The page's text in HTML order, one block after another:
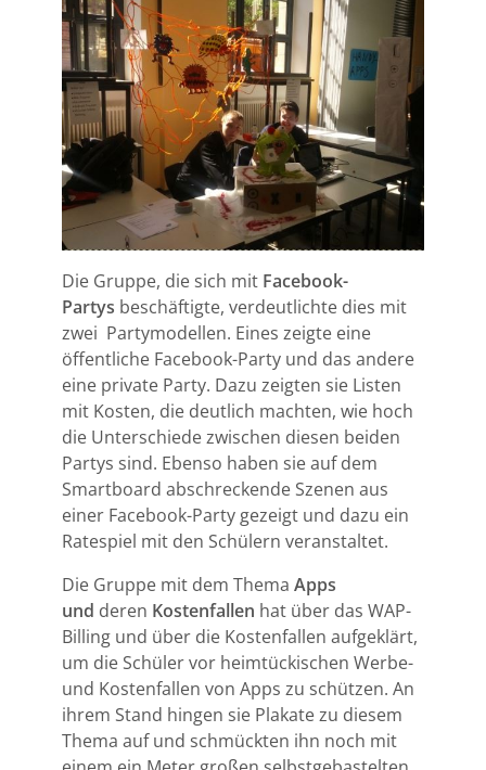
Die Gruppe, die sich mit Facebook-
Partys beschäftigte, verdeutlichte dies mit
zwei Partymodellen. Eines zeigte eine
öffentliche Facebook-Party und das andere
eine private Party. Dazu zeigten sie Listen
mit Kosten, die deutlich machten, wie hoch
die Unterschiede zwischen diesen beiden
Partys sind. Ebenso haben sie auf dem
Smartboard abschreckende Szenen aus
einer Facebook-Party gezeigt und dazu ein
Ratespiel mit den Schülern veranstaltet.
Die Gruppe mit dem Thema Apps
und deren Kostenfallen hat über das WAP-
Billing und über die Kostenfallen aufgeklärt,
um die Schüler vor heimtückischen Werbe-
und Kostenfallen von Apps zu schützen. An
ihrem Stand hingen sie Plakate zu diesem
Thema auf und schmückten ihn noch mit